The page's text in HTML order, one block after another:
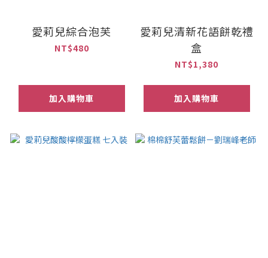
愛莉兒綜合泡芙
NT$480
加入購物車
愛莉兒清新花語餅乾禮
盒
NT$1,380
加入購物車